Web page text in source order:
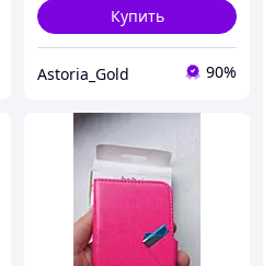
Купить
Astoria_Gold 90%